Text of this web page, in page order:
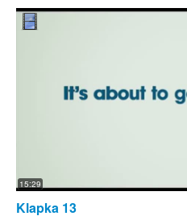
15:29
Klapka 13